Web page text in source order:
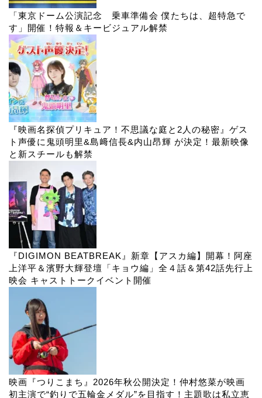
「東京ドーム公演記念 乗車準備会 僕たちは、超特急で
す」開催！特報＆キービジュアル解禁
『映画名探偵プリキュア！不思議な庭と2人の秘密』ゲス
ト声優に鬼頭明里&島﨑信長&内山昂輝 が決定！最新映像
と新スチールも解禁
『DIGIMON BEATBREAK』新章【アスカ編】開幕！阿座
上洋平＆濱野大輝登壇「キョウ編」全４話＆第42話先行上
映会 キャストトークイベント開催
映画『つりこまち』2026年秋公開決定！仲村悠菜が映画
初主演で“釣りで五輪金メダル”を目指す！主題歌は私立恵